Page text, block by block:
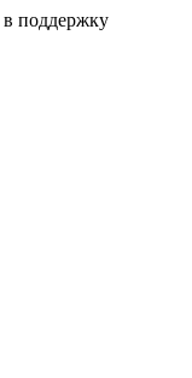
в поддержку